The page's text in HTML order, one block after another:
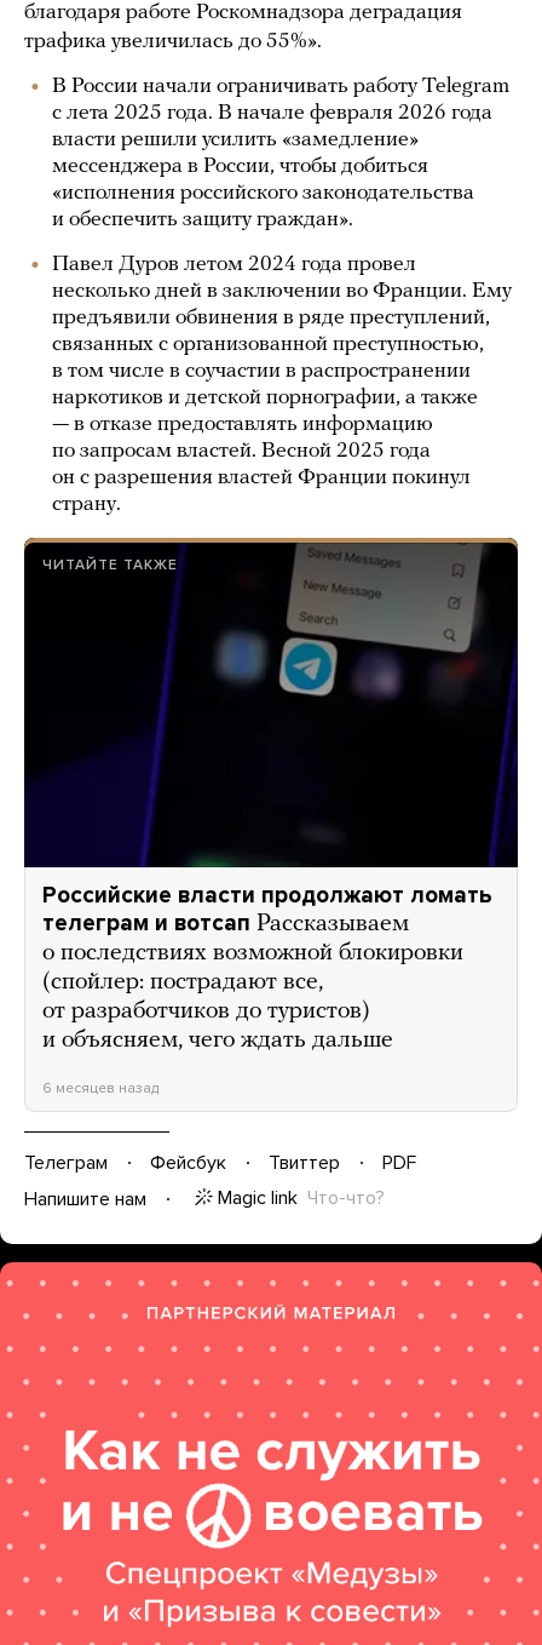
благодаря работе Роскомнадзора деградация
трафика увеличилась до 55%».
В России начали ограничивать работу Telegram
с лета 2025 года. В начале февраля 2026 года
власти решили усилить «замедление»
мессенджера в России, чтобы добиться
«исполнения российского законодательства
и обеспечить защиту граждан».
Павел Дуров летом 2024 года провел
несколько дней в заключении во Франции. Ему
предъявили обвинения в ряде преступлений,
связанных с организованной преступностью,
в том числе в соучастии в распространении
наркотиков и детской порнографии, а также
— в отказе предоставлять информацию
по запросам властей. Весной 2025 года
он с разрешения властей Франции покинул
страну.
ЧИТАЙТЕ ТАКЖЕ
Российские власти продолжают ломать
телеграм и вотсап Рассказываем
о последствиях возможной блокировки
(спойлер: пострадают все,
от разработчиков до туристов)
и объясняем, чего ждать дальше
6 месяцев назад
Телеграм Фейсбук Твиттер
PDF
Напишите нам
Magic link Что-что?